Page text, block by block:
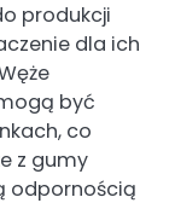
produkcji
dla ich
być
co
z gumy
odpornością